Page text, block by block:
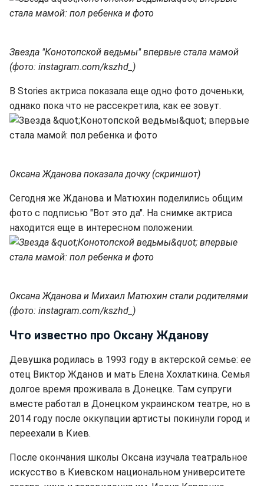
Звезда "Конотопской ведьмы" впервые стала мамой
(фото: instagram.com/kszhd_)
В Stories актриса показала еще одно фото доченьки,
однако пока что не рассекретила, как ее зовут.
Оксана Жданова показала дочку (скриншот)
Сегодня же Жданова и Матюхин поделились общим
фото с подписью "Вот это да". На снимке актриса
находится еще в интересном положении.
Оксана Жданова и Михаил Матюхин стали родителями
(фото: instagram.com/kszhd_)
Что известно про Оксану Жданову
Девушка родилась в 1993 году в актерской семье: ее
отец Виктор Жданов и мать Елена Хохлаткина. Семья
долгое время проживала в Донецке. Там супруги
вместе работал в Донецком украинском театре, но в
2014 году после оккупации артисты покинули город и
переехали в Киев.
После окончания школы Оксана изучала театральное
искусство в Киевском национальном университете